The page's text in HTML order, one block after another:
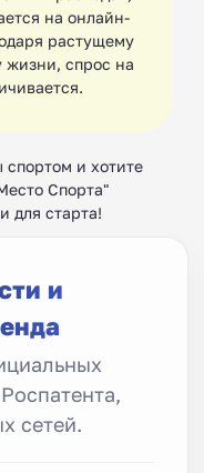
на онлайн-
растущему
жизни, спрос на
и хотите
Спорта"
для старта!
и
сетей.